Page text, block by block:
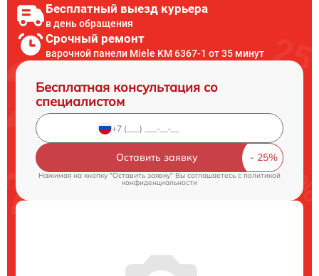
Бесплатный выезд курьера
в день обращения
Срочный ремонт
варочной панели Miele KM 6367-1 от 35 минут
Бесплатная консультация со
специалистом
Оставить заявку
Нажимая на кнопку "Оставить заявку" Вы соглашаетесь cполитикой
конфиденциальности